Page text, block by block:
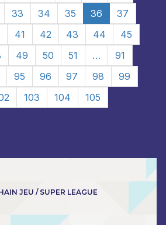
33 34 35 36
37
41 42 43 44
45
49 50 51 …
91
95 96 97 98
99
103 104
105
JEU / SUPER LEAGUE